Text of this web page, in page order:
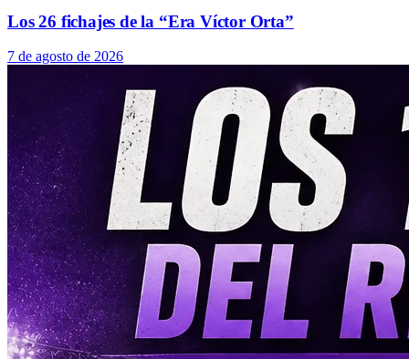
Los 26 fichajes de la “Era Víctor Orta”
7 de agosto de 2026